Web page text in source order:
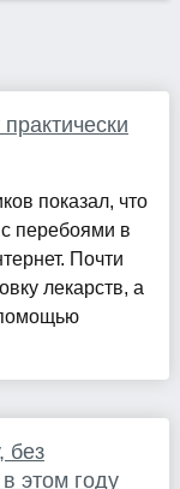
показал, что
перебоями в
Почти
лекарств, а
без
этом году